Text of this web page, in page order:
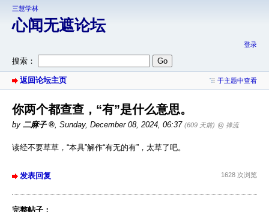
三慧学林
心闻无遮论坛
登录
搜索：
返回论坛主页 于主题中查看
你两个都查查，“有”是什么意思。
by 二麻子 , Sunday, December 08, 2024, 06:37 (609 天前) @ 禅流
读经不要草草，“本具”解作“有无的有”，太草了吧。
发表回复 1628 次浏览
完整帖子：